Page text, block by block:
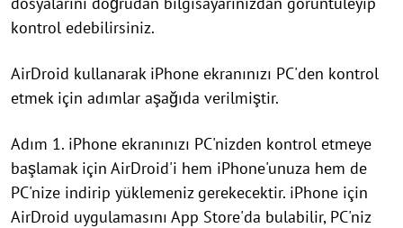
kontrol edebilirsiniz.
AirDroid kullanarak iPhone ekranınızı PC'den kontrol
etmek için adımlar aşağıda verilmiştir.
Adım 1. iPhone ekranınızı PC'nizden kontrol etmeye
başlamak için AirDroid'i hem iPhone'unuza hem de
PC'nize indirip yüklemeniz gerekecektir. iPhone için
AirDroid uygulamasını App Store'da bulabilir, PC'niz